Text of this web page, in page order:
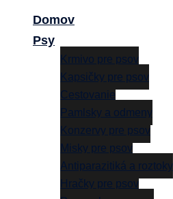
Domov
Psy
Krmivo pre psov
Kapsičky pre psov
Cestovanie
Pamlsky a odmeny
Konzervy pre psov
Misky pre psov
Antiparazitiká a roztoky
Hračky pre psov